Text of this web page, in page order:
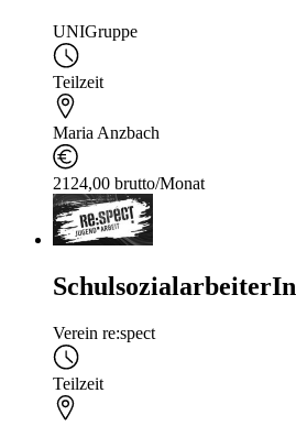
UNIGruppe
Teilzeit
Maria Anzbach
2124,00 brutto/Monat
SchulsozialarbeiterIn
Verein re:spect
Teilzeit